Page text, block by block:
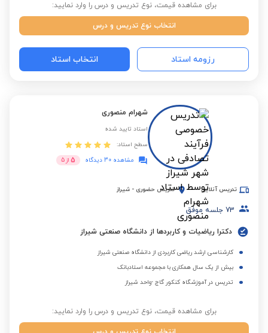
برای مشاهده قیمت، نوع تدریس و درس را وارد نمایید:
انتخاب نوع تدریس و درس
رزومه استاد انتخاب استاد
شهرام منصوری
استاد تایید شده
سطح استاد:
مشاهده 30 دیدگاه
5 از 5
تدریس آنلاین تدریس حضوری - شیراز
73 جلسه موفق
دکترا ریاضیات و کاربردها از دانشگاه صنعتی شیراز
کارشناسی ارشد ریاضی کاربردی از دانشگاه صنعتی شیراز
بیش از یک سال همکاری با مجموعه استادبانک
تدریس در آموزشگاه کنکور گاج -واحد شیراز
برای مشاهده قیمت، نوع تدریس و درس را وارد نمایید: